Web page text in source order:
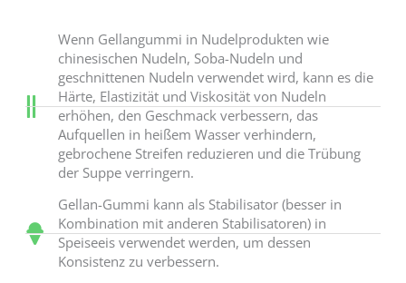
Wenn Gellangummi in Nudelprodukten wie
chinesischen Nudeln, Soba-Nudeln und
geschnittenen Nudeln verwendet wird, kann es die
Härte, Elastizität und Viskosität von Nudeln
erhöhen, den Geschmack verbessern, das
Aufquellen in heißem Wasser verhindern,
gebrochene Streifen reduzieren und die Trübung
der Suppe verringern.
Gellan-Gummi kann als Stabilisator (besser in
Kombination mit anderen Stabilisatoren) in
Speiseeis verwendet werden, um dessen
Konsistenz zu verbessern.